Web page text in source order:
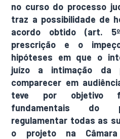
no curso do processo
traz a possibilidade de
acordo obtido (art.
prescrição e o
hipóteses em que o
juízo a intimação da
comparecer em
teve por objetivo
fundamentais do
regulamentar todas as
o projeto na